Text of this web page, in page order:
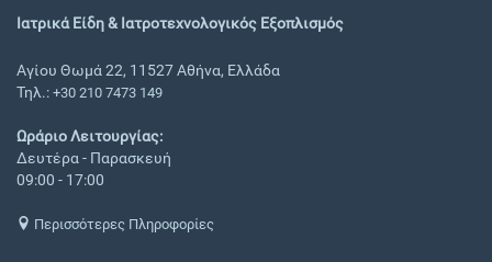
Ιατρικά Είδη & Ιατροτεχνολογικός Εξοπλισμός
Αγίου Θωμά 22, 11527 Αθήνα, Ελλάδα
Τηλ.: +30 210 7473 149
Ωράριο Λειτουργίας:
Δευτέρα - Παρασκευή
09:00 - 17:00
Περισσότερες Πληροφορίες